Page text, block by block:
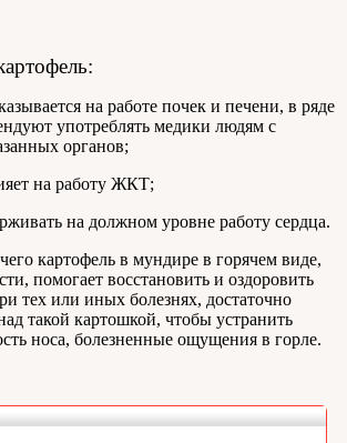
на работе почек и печени, в ряде
употреблять медики людям с
органов;
на работу ЖКТ;
на должном уровне работу сердца.
картофель в мундире в горячем виде,
помогает восстановить и оздоровить
тех или иных болезнях, достаточно
такой картошкой, чтобы устранить
носа, болезненные ощущения в горле.